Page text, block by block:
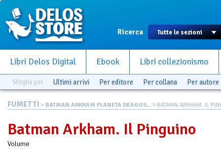
Ricerca
Libri Delos Digital Ebook Libri collezionismo
Sfoglia per Ultimi arrivi Per editore Per collana Per autore
FUMETTI > BATMAN ARKHAM PLANETA DEAGOS... > BATMAN ARKHAM. IL
Batman Arkham. Il Pinguino
Volume